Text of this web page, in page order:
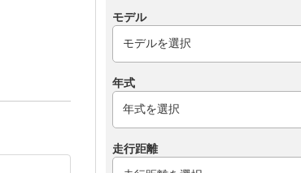
モデル
年式
走行距離